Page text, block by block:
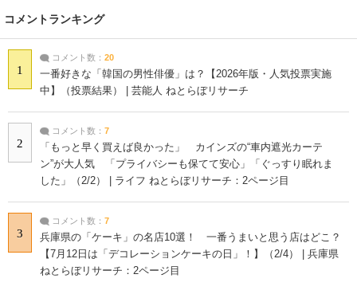
コメントランキング
1
コメント数： 20
一番好きな「韓国の男性俳優」は？【2026年版・人気投票実施
中】（投票結果） | 芸能人 ねとらぼリサーチ
2
コメント数： 7
「もっと早く買えば良かった」 カインズの“車内遮光カーテ
ン”が大人気 「プライバシーも保てて安心」「ぐっすり眠れま
した」（2/2） | ライフ ねとらぼリサーチ：2ページ目
3
コメント数： 7
兵庫県の「ケーキ」の名店10選！ 一番うまいと思う店はどこ？
【7月12日は「デコレーションケーキの日」！】（2/4） | 兵庫県
ねとらぼリサーチ：2ページ目